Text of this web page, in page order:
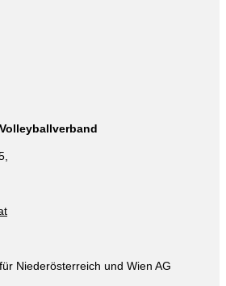
Niederösterreich und Wien AG